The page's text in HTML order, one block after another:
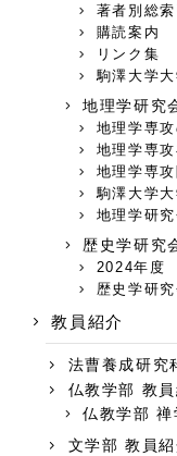
著者別総索
購読案内
リンク集
駒澤大学
地理学研究
地理学専
地理学専
地理学専
駒澤大学
地理学研
歴史学研究
2024年度
歴史学研
教員紹介
法曹養成研究
仏教学部 教
仏教学部 禅
文学部 教員